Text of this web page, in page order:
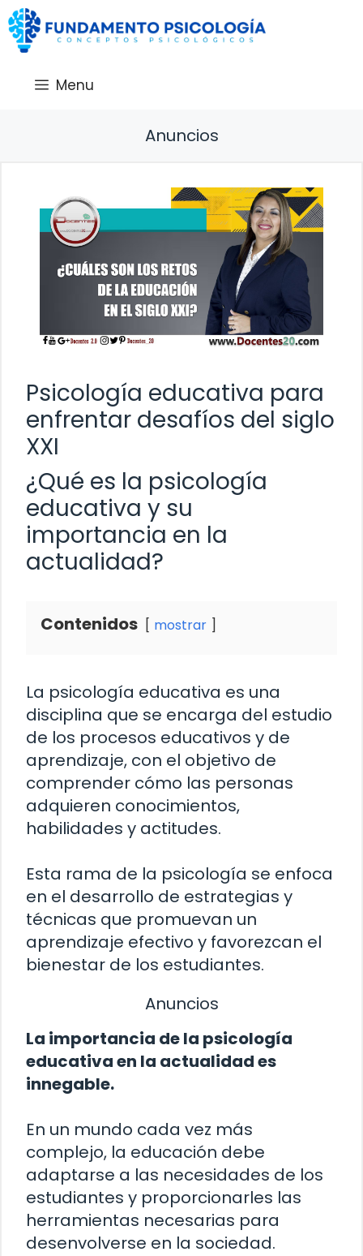
Saltar
al
contenido
Menu
Anuncios
Psicología educativa para
enfrentar desafíos del siglo
XXI
¿Qué es la psicología
educativa y su
importancia en la
actualidad?
Contenidos mostrar
La psicología educativa es una
disciplina que se encarga del estudio
de los procesos educativos y de
aprendizaje, con el objetivo de
comprender cómo las personas
adquieren conocimientos,
habilidades y actitudes.
Esta rama de la psicología se enfoca
en el desarrollo de estrategias y
técnicas que promuevan un
aprendizaje efectivo y favorezcan el
bienestar de los estudiantes.
Anuncios
La importancia de la psicología
educativa en la actualidad es
innegable.
En un mundo cada vez más
complejo, la educación debe
adaptarse a las necesidades de los
estudiantes y proporcionarles las
herramientas necesarias para
desenvolverse en la sociedad.